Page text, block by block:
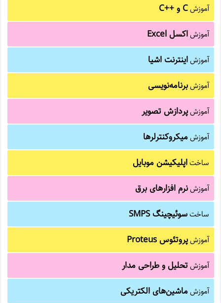
آموزشC و C++‎
آموزشاکسل Excel
آموزشاینترنت اشیا
آموزشبرنامه‌نویسی
آموزشپردازش تصویر
آموزشمیکروکنترلرها
ساختاپلیکیشن موبایل
آموزشنرم افزارهای برق
ساختسوئیچینگ SMPS
آموزشپروتئوس Proteus
آموزشتحلیل و طراحی مدار
آموزشماشین‌های الکتریکی